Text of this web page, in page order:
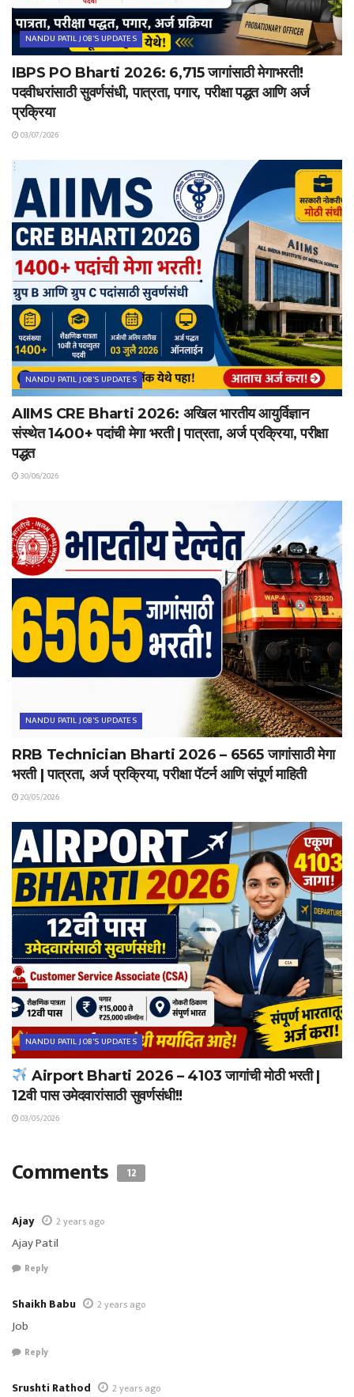
NANDU PATIL JOB'S UPDATES
IBPS PO Bharti 2026: 6,715 जागांसाठी मेगाभरती!
पदवीधरांसाठी सुवर्णसंधी, पात्रता, पगार, परीक्षा पद्धत आणि अर्ज
प्रक्रिया
03/07/2026
NANDU PATIL JOB'S UPDATES
AIIMS CRE Bharti 2026: अखिल भारतीय आयुर्विज्ञान
संस्थेत 1400+ पदांची मेगा भरती | पात्रता, अर्ज प्रक्रिया, परीक्षा
पद्धत
30/06/2026
NANDU PATIL JOB'S UPDATES
RRB Technician Bharti 2026 – 6565 जागांसाठी मेगा
भरती | पात्रता, अर्ज प्रक्रिया, परीक्षा पॅटर्न आणि संपूर्ण माहिती
20/05/2026
NANDU PATIL JOB'S UPDATES
Airport Bharti 2026 – 4103 जागांची मोठी भरती |
12वी पास उमेदवारांसाठी सुवर्णसंधी!!
03/05/2026
Comments 12
Ajay 2 years ago
Ajay Patil
Reply
Shaikh Babu 2 years ago
Job
Reply
Srushti Rathod 2 years ago